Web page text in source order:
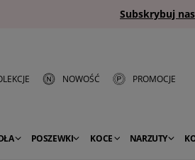
Subskrybuj nas
NOWOŚĆ
PROMOCJE
POSZEWKI KOCE NARZUTY